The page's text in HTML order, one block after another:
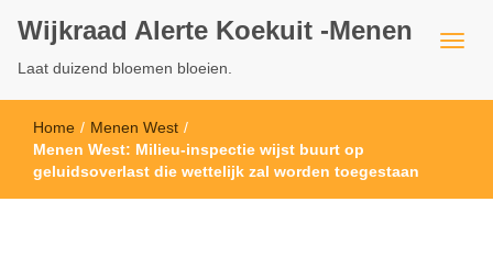
Wijkraad Alerte Koekuit -Menen
Laat duizend bloemen bloeien.
Home / Menen West /
Menen West: Milieu-inspectie wijst buurt op
geluidsoverlast die wettelijk zal worden toegestaan